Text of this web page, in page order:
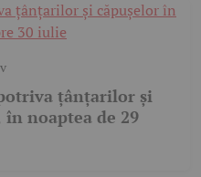
țânțarilor și
noaptea de 29